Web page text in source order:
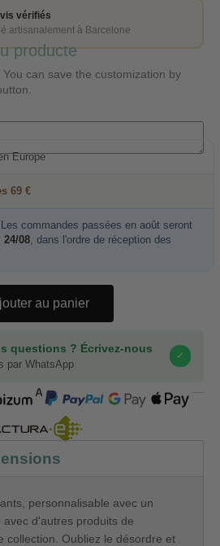
vérifiés
artisanalement à Barcelone
producte
can save the customization by
Europe
69 €
Les commandes passées en août seront
08 , dans l'ordre de réception des
au panier
questions ? Écrivez-nous
par WhatsApp
✓
SEGURA
personnalisable avec un
d'autres produits de
collection. Oubliez le désordre et